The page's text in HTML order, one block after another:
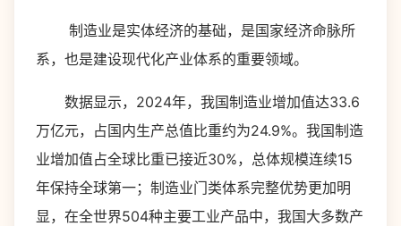
制造业是实体经济的基础，是国家经济命脉所
系，也是建设现代化产业体系的重要领域。
数据显示，2024年，我国制造业增加值达33.6
万亿元，占国内生产总值比重约为24.9%。我国制造
业增加值占全球比重已接近30%，总体规模连续15
年保持全球第一；制造业门类体系完整优势更加明
显，在全世界504种主要工业产品中，我国大多数产